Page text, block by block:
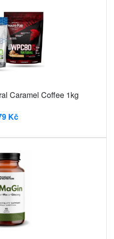
Caramel Coffee 1kg
Kč